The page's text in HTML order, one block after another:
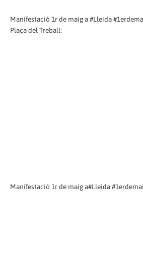
Manifestació 1r de maig a #Lleida
Plaça del Treball:
Manifestació 1r de maig a#Lleida